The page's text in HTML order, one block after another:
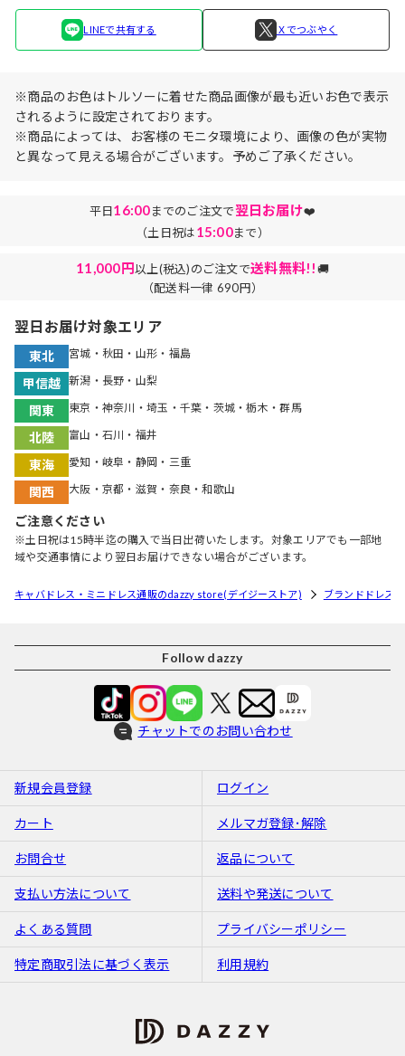
LINEで共有する Ｘでつぶやく
※商品のお色はトルソーに着せた商品画像が最も近いお色で表示
されるように設定されております。
※商品によっては、お客様のモニタ環境により、画像の色が実物
と異なって見える場合がございます。予めご了承ください。
平日16:00までのご注文で翌日お届け❤️
（土日祝は15:00まで）
11,000円以上(税込)のご注文で送料無料!!🚚
（配送料一律 690円）
翌日お届け対象エリア
東北 宮城・秋田・山形・福島
甲信越 新潟・長野・山梨
関東 東京・神奈川・埼玉・千葉・茨城・栃木・群馬
北陸 富山・石川・福井
東海 愛知・岐阜・静岡・三重
関西 大阪・京都・滋賀・奈良・和歌山
ご注意ください
※土日祝は15時半迄の購入で当日出荷いたします。対象エリアでも一部地
域や交通事情により翌日お届けできない場合がございます。
キャバドレス・ミニドレス通販のdazzy store(デイジーストア) ブランドドレス
Follow dazzy
チャットでのお問い合わせ
新規会員登録 ログイン
カート メルマガ登録･解除
お問合せ 返品について
支払い方法について 送料や発送について
よくある質問 プライバシーポリシー
特定商取引法に基づく表示 利用規約